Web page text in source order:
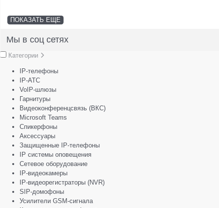
ПОКАЗАТЬ ЕЩЕ
Мы в соц сетях
Категории
IP-телефоны
IP-АТС
VoIP-шлюзы
Гарнитуры
Видеоконференцсвязь (ВКС)
Microsoft Teams
Спикерфоны
Аксессуары
Защищенные IP-телефоны
IP системы оповещения
Сетевое оборудование
IP-видеокамеры
IP-видеорегистраторы (NVR)
SIP-домофоны
Усилители GSM-сигнала